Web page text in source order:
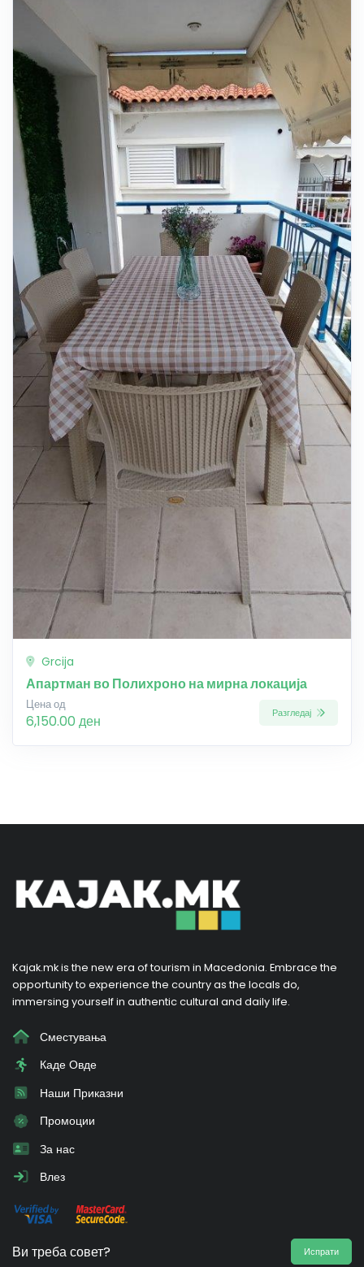
Grcija
Апартман во Полихроно на мирна локација
Цена од
6,150.00 ден Разгледај
Kajak.mk is the new era of tourism in Macedonia. Embrace the
opportunity to experience the country as the locals do,
immersing yourself in authentic cultural and daily life.
Сместувања
Каде Овде
Наши Приказни
Промоции
За нас
Влез
Ви треба совет? Испрати